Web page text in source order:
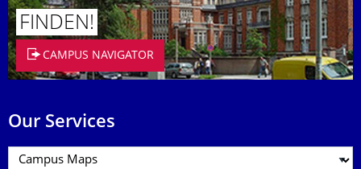
FINDEN!
CAMPUS NAVIGATOR
Our Services